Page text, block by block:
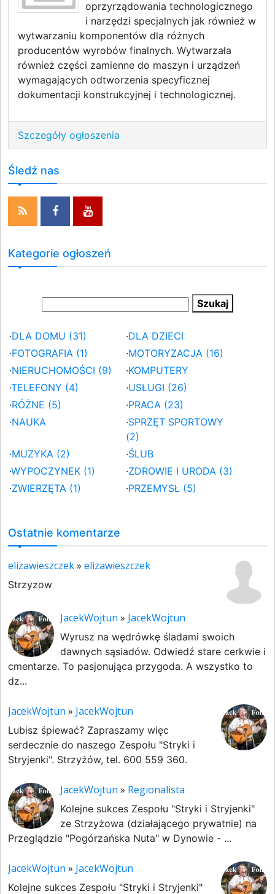
oprzyrządowania technologicznego
i narzędzi specjalnych jak również w
wytwarzaniu komponentów dla różnych
producentów wyrobów finalnych. Wytwarzała
również części zamienne do maszyn i urządzeń
wymagających odtworzenia specyficznej
dokumentacji konstrukcyjnej i technologicznej.
Szczegóły ogłoszenia
Śledź nas
Kategorie ogłoszeń
·DLA DOMU (31) ·DLA DZIECI
·FOTOGRAFIA (1) ·MOTORYZACJA (16)
·NIERUCHOMOŚCI (9) ·KOMPUTERY
·TELEFONY (4) ·USŁUGI (26)
·RÓŻNE (5) ·PRACA (23)
·NAUKA ·SPRZĘT SPORTOWY
(2)
·MUZYKA (2) ·ŚLUB
·WYPOCZYNEK (1) ·ZDROWIE I URODA (3)
·ZWIERZĘTA (1) ·PRZEMYSŁ (5)
Ostatnie komentarze
elizawieszczek» elizawieszczek
Strzyzow
JacekWojtun » JacekWojtun
Wyrusz na wędrówkę śladami swoich
dawnych sąsiadów. Odwiedź stare cerkwie i
cmentarze. To pasjonująca przygoda. A wszystko to
dz...
JacekWojtun » JacekWojtun
Lubisz śpiewać? Zapraszamy więc
serdecznie do naszego Zespołu "Stryki i
Stryjenki". Strzyżów, tel. 600 559 360.
JacekWojtun » Regionalista
Kolejne sukces Zespołu "Stryki i Stryjenki"
ze Strzyżowa (działającego prywatnie) na
Przeglądzie "Pogórzańska Nuta" w Dynowie - ...
JacekWojtun » JacekWojtun
Kolejne sukces Zespołu "Stryki i Stryjenki"